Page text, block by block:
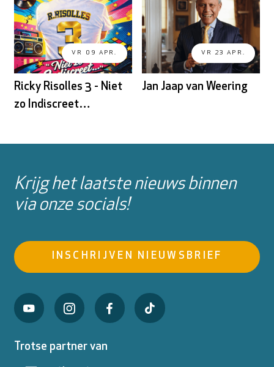
VR 09 APR.
Ricky Risolles 3 - Niet
zo Indiscreet…
VR 23 APR.
Jan Jaap van Weering
Krijg het laatste nieuws binnen
via onze socials!
INSCHRIJVEN NIEUWSBRIEF
Trotse partner van